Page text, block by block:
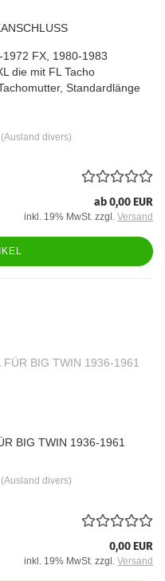
FX, 1980-1983
die mit FL Tacho
Standardlänge
(Ausland divers)
ab 0,00 EUR
inkl. 19% MwSt. zzgl. Versand
BIG TWIN 1936-1961
(Ausland divers)
0,00 EUR
inkl. 19% MwSt. zzgl. Versand